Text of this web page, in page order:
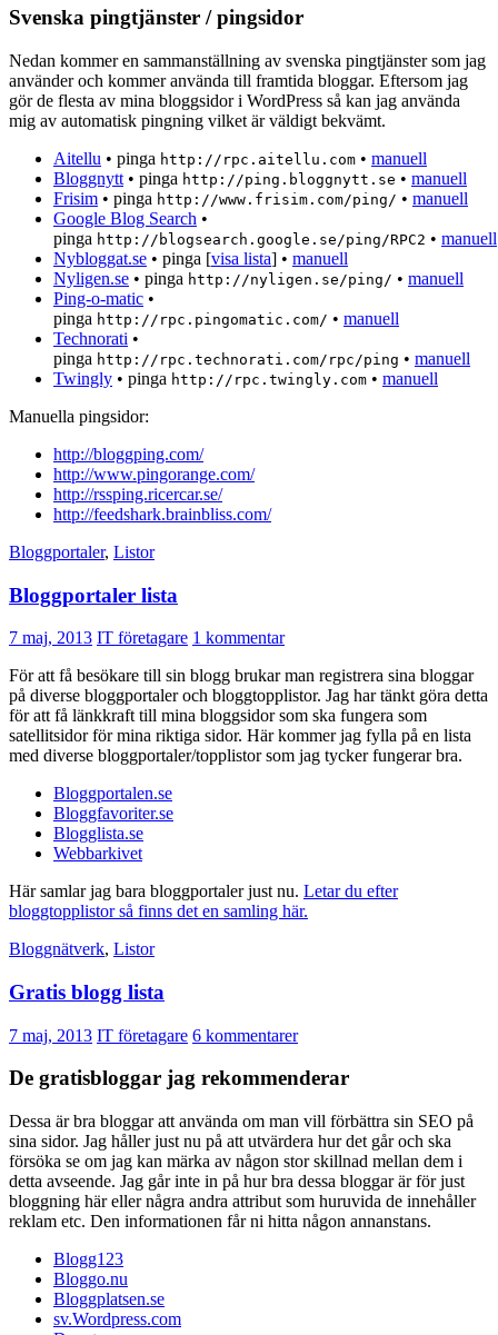
Svenska pingtjänster / pingsidor
Nedan kommer en sammanställning av svenska pingtjänster som jag
använder och kommer använda till framtida bloggar. Eftersom jag
gör de flesta av mina bloggsidor i WordPress så kan jag använda
mig av automatisk pingning vilket är väldigt bekvämt.
Aitellu • pinga http://rpc.aitellu.com • manuell
Bloggnytt • pinga http://ping.bloggnytt.se • manuell
Frisim • pinga http://www.frisim.com/ping/ • manuell
Google Blog Search •
pinga http://blogsearch.google.se/ping/RPC2 • manuell
Nybloggat.se • pinga [visa lista] • manuell
Nyligen.se • pinga http://nyligen.se/ping/ • manuell
Ping-o-matic •
pinga http://rpc.pingomatic.com/ • manuell
Technorati •
pinga http://rpc.technorati.com/rpc/ping • manuell
Twingly • pinga http://rpc.twingly.com • manuell
Manuella pingsidor:
http://bloggping.com/
http://www.pingorange.com/
http://rssping.ricercar.se/
http://feedshark.brainbliss.com/
Bloggportaler, Listor
Bloggportaler lista
7 maj, 2013 IT företagare 1 kommentar
För att få besökare till sin blogg brukar man registrera sina bloggar
på diverse bloggportaler och bloggtopplistor. Jag har tänkt göra detta
för att få länkkraft till mina bloggsidor som ska fungera som
satellitsidor för mina riktiga sidor. Här kommer jag fylla på en lista
med diverse bloggportaler/topplistor som jag tycker fungerar bra.
Bloggportalen.se
Bloggfavoriter.se
Blogglista.se
Webbarkivet
Här samlar jag bara bloggportaler just nu. Letar du efter
bloggtopplistor så finns det en samling här.
Bloggnätverk, Listor
Gratis blogg lista
7 maj, 2013 IT företagare 6 kommentarer
De gratisbloggar jag rekommenderar
Dessa är bra bloggar att använda om man vill förbättra sin SEO på
sina sidor. Jag håller just nu på att utvärdera hur det går och ska
försöka se om jag kan märka av någon stor skillnad mellan dem i
detta avseende. Jag går inte in på hur bra dessa bloggar är för just
bloggning här eller några andra attribut som huruvida de innehåller
reklam etc. Den informationen får ni hitta någon annanstans.
Blogg123
Bloggo.nu
Bloggplatsen.se
sv.Wordpress.com